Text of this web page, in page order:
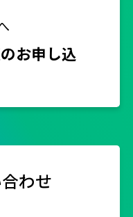
お申し込
わせ